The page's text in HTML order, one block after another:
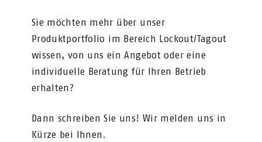
Sie möchten mehr über unser
Produktportfolio im Bereich Lockout/Tagout
wissen, von uns ein Angebot oder eine
individuelle Beratung für Ihren Betrieb
erhalten?
Dann schreiben Sie uns! Wir melden uns in
Kürze bei Ihnen.